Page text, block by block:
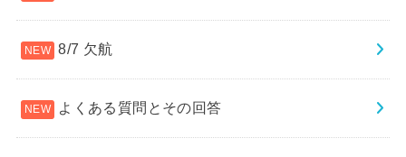
8/7 欠航
よくある質問とその回答